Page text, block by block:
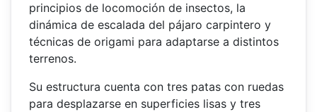
principios de locomoción de insectos, la
dinámica de escalada del pájaro carpintero y
técnicas de origami para adaptarse a distintos
terrenos.
Su estructura cuenta con tres patas con ruedas
para desplazarse en superficies lisas y tres